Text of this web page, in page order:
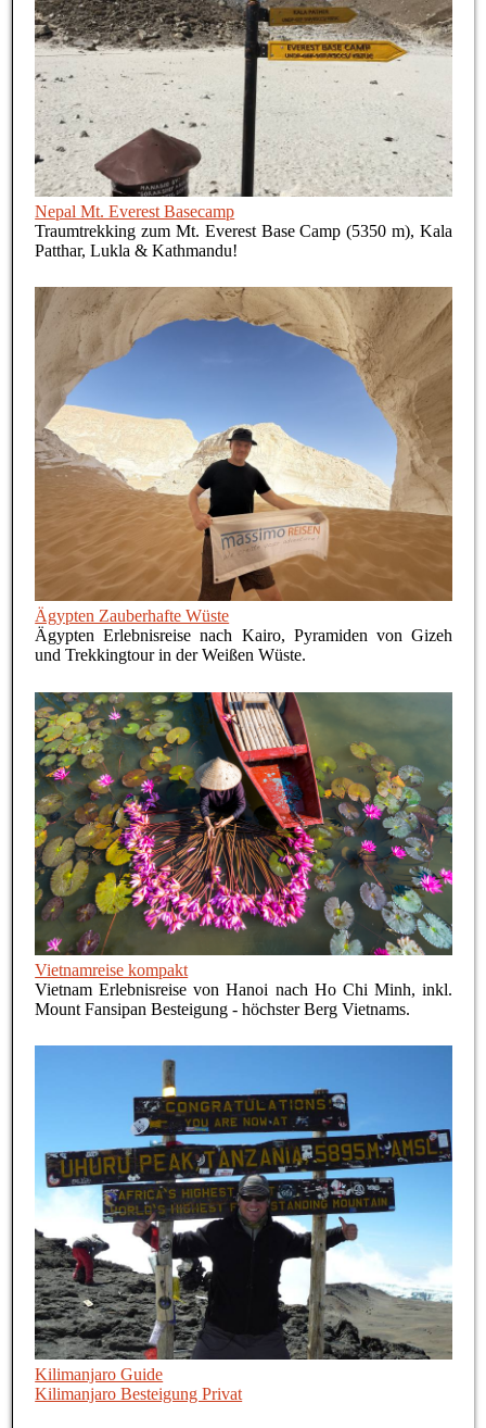
Nepal Mt. Everest Basecamp
Traumtrekking zum Mt. Everest Base Camp (5350 m), Kala
Patthar, Lukla & Kathmandu!
Ägypten Zauberhafte Wüste
Ägypten Erlebnisreise nach Kairo, Pyramiden von Gizeh
und Trekkingtour in der Weißen Wüste.
Vietnamreise kompakt
Vietnam Erlebnisreise von Hanoi nach Ho Chi Minh, inkl.
Mount Fansipan Besteigung - höchster Berg Vietnams.
Kilimanjaro Guide
Kilimanjaro Besteigung Privat